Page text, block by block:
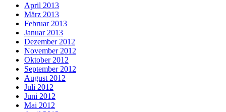
April 2013
März 2013
Februar 2013
Januar 2013
Dezember 2012
November 2012
Oktober 2012
September 2012
August 2012
Juli 2012
Juni 2012
Mai 2012